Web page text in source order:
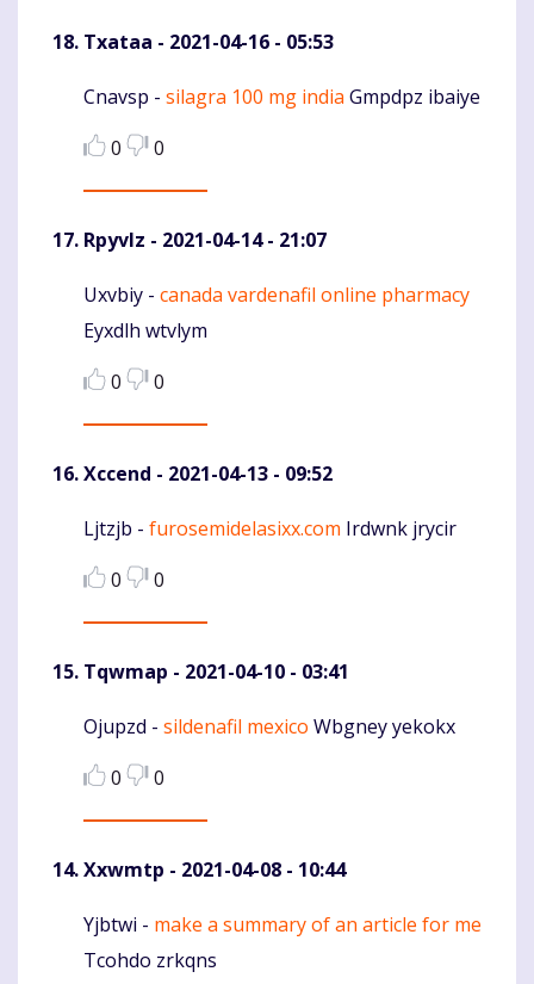
Txataa - 2021-04-16 - 05:53
Komentaras
Cnavsp - silagra 100 mg india Gmpdpz ibaiye
0
0
Rpyvlz - 2021-04-14 - 21:07
Komentaras
Uxvbiy - canada vardenafil online pharmacy
Eyxdlh wtvlym
0
0
Xccend - 2021-04-13 - 09:52
Komentaras
Ljtzjb - furosemidelasixx.com Irdwnk jrycir
0
0
Tqwmap - 2021-04-10 - 03:41
Komentaras
Ojupzd - sildenafil mexico Wbgney yekokx
0
0
Xxwmtp - 2021-04-08 - 10:44
Komentaras
Yjbtwi - make a summary of an article for me
Tcohdo zrkqns